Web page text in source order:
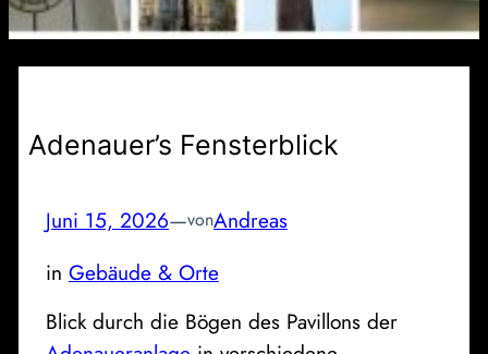
Adenauer’s Fensterblick
Juni 15, 2026—vonAndreas
in Gebäude & Orte
Blick durch die Bögen des Pavillons der